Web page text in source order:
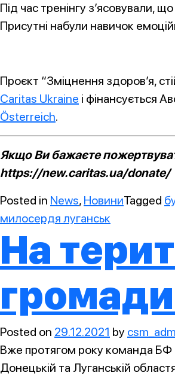
Під час тренінгу з’ясовували,
Присутні набули навичок
Проєкт “Зміцнення здоров’я,
Caritas Ukraine і фінансується
Österreich.
Якщо Ви бажаєте
https://new.caritas.ua/donate/
Posted in News, НовиниTagged
милосердя луганськ
На
Posted on 29.12.2021 by
Вже протягом року команда БФ
Донецькій та Луганській